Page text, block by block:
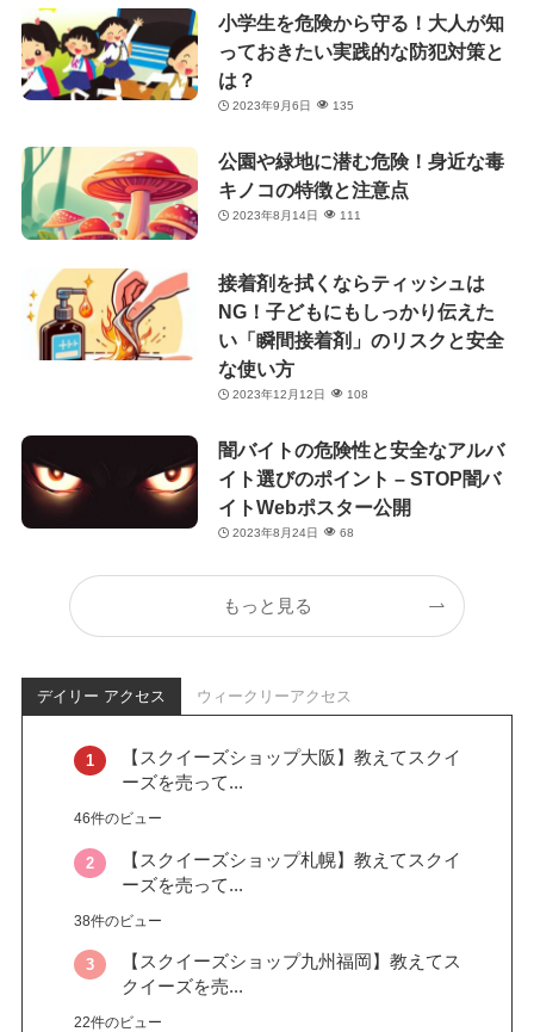
小学生を危険から守る！大人が知
っておきたい実践的な防犯対策と
は？
2023年9月6日 135
公園や緑地に潜む危険！身近な毒
キノコの特徴と注意点
2023年8月14日 111
接着剤を拭くならティッシュは
NG！子どもにもしっかり伝えた
い「瞬間接着剤」のリスクと安全
な使い方
2023年12月12日 108
闇バイトの危険性と安全なアルバ
イト選びのポイント – STOP闇バ
イトWebポスター公開
2023年8月24日 68
もっと見る
デイリー アクセス ウィークリーアクセス
【スクイーズショップ大阪】教えてスクイ
ーズを売って...
46件のビュー
【スクイーズショップ札幌】教えてスクイ
ーズを売って...
38件のビュー
【スクイーズショップ九州福岡】教えてス
クイーズを売...
22件のビュー